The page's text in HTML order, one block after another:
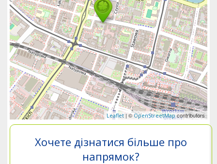
Leaflet| ©OpenStreetMapcontributors
Хочете дізнатися більше про
напрямок?